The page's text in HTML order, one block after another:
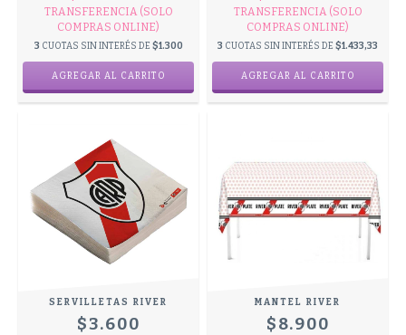
TRANSFERENCIA (SOLO
COMPRAS ONLINE)
3 CUOTAS SIN INTERÉS DE $1.300
TRANSFERENCIA (SOLO
COMPRAS ONLINE)
3 CUOTAS SIN INTERÉS DE $1.433,33
SERVILLETAS RIVER
$3.600
MANTEL RIVER
$8.900